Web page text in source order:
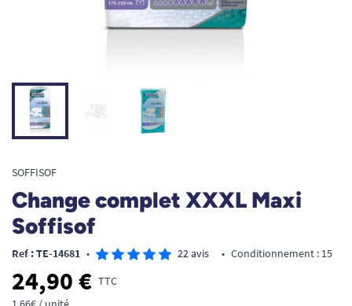
SOFFISOF
Change complet XXXL Maxi
Soffisof
Ref : TE-14681 • 22 avis • Conditionnement : 15
24,90 € TTC